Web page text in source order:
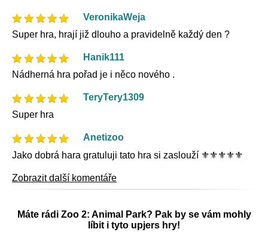
VeronikaWeja
Super hra, hrají již dlouho a pravidelně každý den ?
Hanik111
Nádherná hra pořad je i něco nového .
TeryTery1309
Super hra
Anetizoo
Jako dobrá hara gratuluji tato hra si zaslouží ⚜️⚜️⚜️⚜️⚜️
Zobrazit další komentáře
Máte rádi Zoo 2: Animal Park? Pak by se vám mohly
líbit i tyto upjers hry!